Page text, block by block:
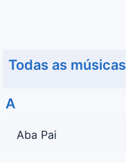
Todas as músicas
A
Aba Pai